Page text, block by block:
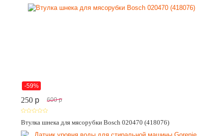
-59%
250 p 600 p
Втулка шнека для мясорубки Bosch 020470 (418076)